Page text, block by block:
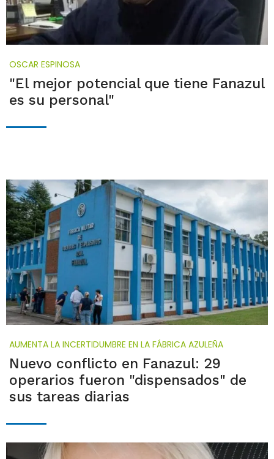
OSCAR ESPINOSA
"El mejor potencial que tiene Fanazul
es su personal"
AUMENTA LA INCERTIDUMBRE EN LA FÁBRICA AZULEÑA
Nuevo conflicto en Fanazul: 29
operarios fueron "dispensados" de
sus tareas diarias